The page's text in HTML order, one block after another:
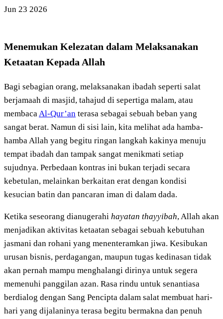
Jun 23 2026
Menemukan Kelezatan dalam Melaksanakan
Ketaatan Kepada Allah
Bagi sebagian orang, melaksanakan ibadah seperti salat
berjamaah di masjid, tahajud di sepertiga malam, atau
membacaAl-Qur’an terasa sebagai sebuah beban yang
sangat berat. Namun di sisi lain, kita melihat ada hamba-
hamba Allah yang begitu ringan langkah kakinya menuju
tempat ibadah dan tampak sangat menikmati setiap
sujudnya. Perbedaan kontras ini bukan terjadi secara
kebetulan, melainkan berkaitan erat dengan kondisi
kesucian batin dan pancaran iman di dalam dada.
Ketika seseorang dianugerahi hayatan thayyibah, Allah akan
menjadikan aktivitas ketaatan sebagai sebuah kebutuhan
jasmani dan rohani yang menenteramkan jiwa. Kesibukan
urusan bisnis, perdagangan, maupun tugas kedinasan tidak
akan pernah mampu menghalangi dirinya untuk segera
memenuhi panggilan azan. Rasa rindu untuk senantiasa
berdialog dengan Sang Pencipta dalam salat membuat hari-
hari yang dijalaninya terasa begitu bermakna dan penuh